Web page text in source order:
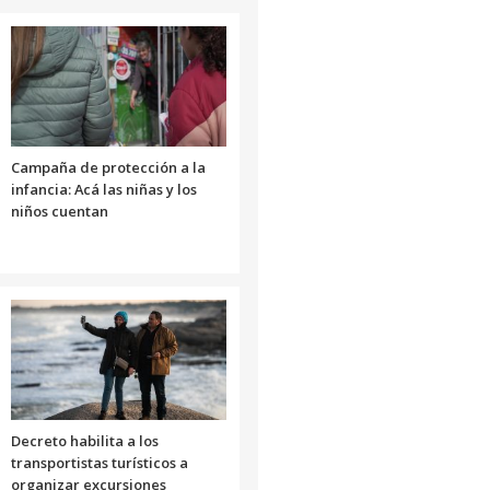
Campaña de protección a la
infancia: Acá las niñas y los
niños cuentan
Decreto habilita a los
transportistas turísticos a
organizar excursiones